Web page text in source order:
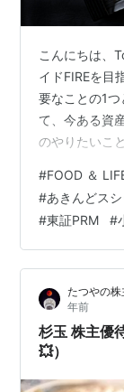
こんにちは、
イドFIREを目
要なことの1
て、今ある資
のやりたいこ
あり、株式投
常に重要なこ
といえるのが
方は、以下か
リンク 銘柄の
くらなのか？
#FOOD ＆
#あきんどス
#東証PRM #
たつやの株
年前
杉玉 株主優
💥）